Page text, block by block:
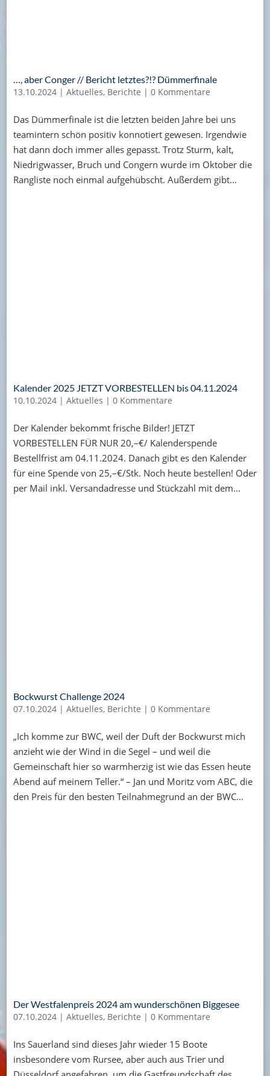
…, aber Conger // Bericht letztes?!? Dümmerfinale
13.10.2024| Aktuelles, Berichte | 0 Kommentare
Das Dümmerfinale ist die letzten beiden Jahre bei uns
teamintern schön positiv konnotiert gewesen. Irgendwie
hat dann doch immer alles gepasst. Trotz Sturm, kalt,
Niedrigwasser, Bruch und Congern wurde im Oktober die
Rangliste noch einmal aufgehübscht. Außerdem gibt...
Kalender 2025 JETZT VORBESTELLEN bis 04.11.2024
10.10.2024| Aktuelles | 0 Kommentare
Der Kalender bekommt frische Bilder! JETZT
VORBESTELLEN FÜR NUR 20,–€/ Kalenderspende
Bestellfrist am 04.11.2024. Danach gibt es den Kalender
für eine Spende von 25,–€/Stk. Noch heute bestellen! Oder
per Mail inkl. Versandadresse und Stückzahl mit dem...
Bockwurst Challenge 2024
07.10.2024| Aktuelles, Berichte | 0 Kommentare
„Ich komme zur BWC, weil der Duft der Bockwurst mich
anzieht wie der Wind in die Segel – und weil die
Gemeinschaft hier so warmherzig ist wie das Essen heute
Abend auf meinem Teller.“ – Jan und Moritz vom ABC, die
den Preis für den besten Teilnahmegrund an der BWC...
Der Westfalenpreis 2024 am wunderschönen Biggesee
07.10.2024| Aktuelles, Berichte | 0 Kommentare
Ins Sauerland sind dieses Jahr wieder 15 Boote
insbesondere vom Rursee, aber auch aus Trier und